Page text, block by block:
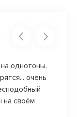
однотоны.
очень
на своём